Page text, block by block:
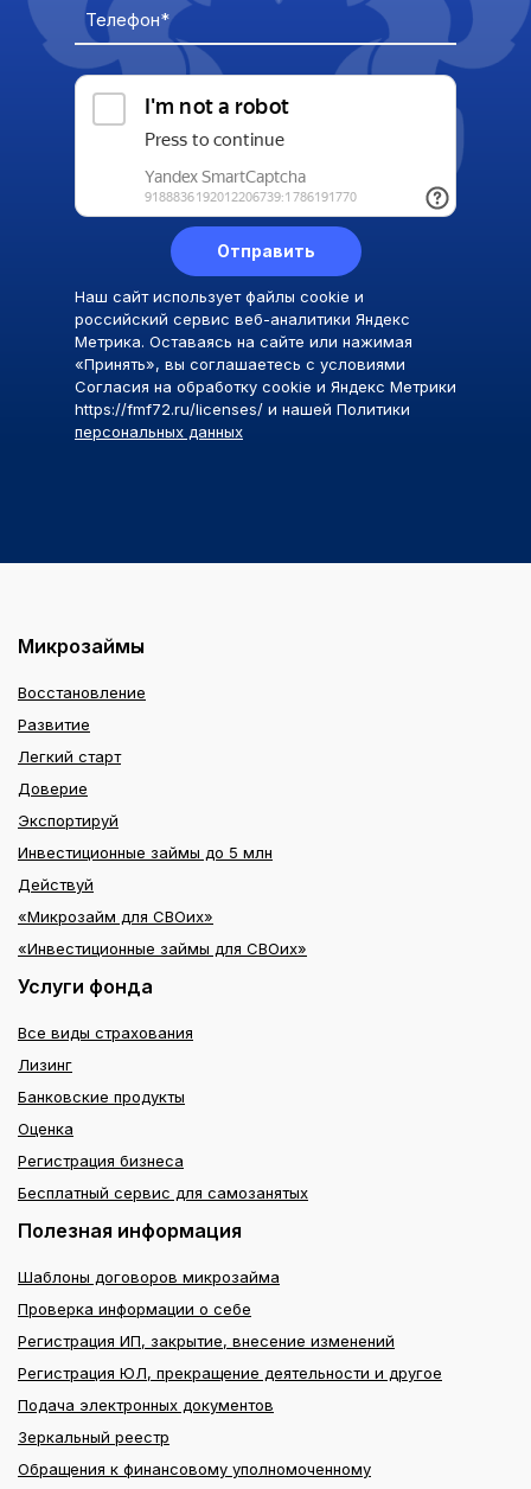
Телефон*
Отправить
Наш сайт использует файлы cookie и
российский сервис веб-аналитики Яндекс
Метрика. Оставаясь на сайте или нажимая
«Принять», вы соглашаетесь с условиями
Согласия на обработку cookie и Яндекс Метрики
https://fmf72.ru/licenses/ и нашей Политики
персональных данных
Микрозаймы
Восстановление
Развитие
Легкий старт
Доверие
Экспортируй
Инвестиционные займы до 5 млн
Действуй
«Микрозайм для СВОих»
«Инвестиционные займы для СВОих»
Услуги фонда
Все виды страхования
Лизинг
Банковские продукты
Оценка
Регистрация бизнеса
Бесплатный сервис для самозанятых
Полезная информация
Шаблоны договоров микрозайма
Проверка информации о себе
Регистрация ИП, закрытие, внесение изменений
Регистрация ЮЛ, прекращение деятельности и другое
Подача электронных документов
Зеркальный реестр
Обращения к финансовому уполномоченному